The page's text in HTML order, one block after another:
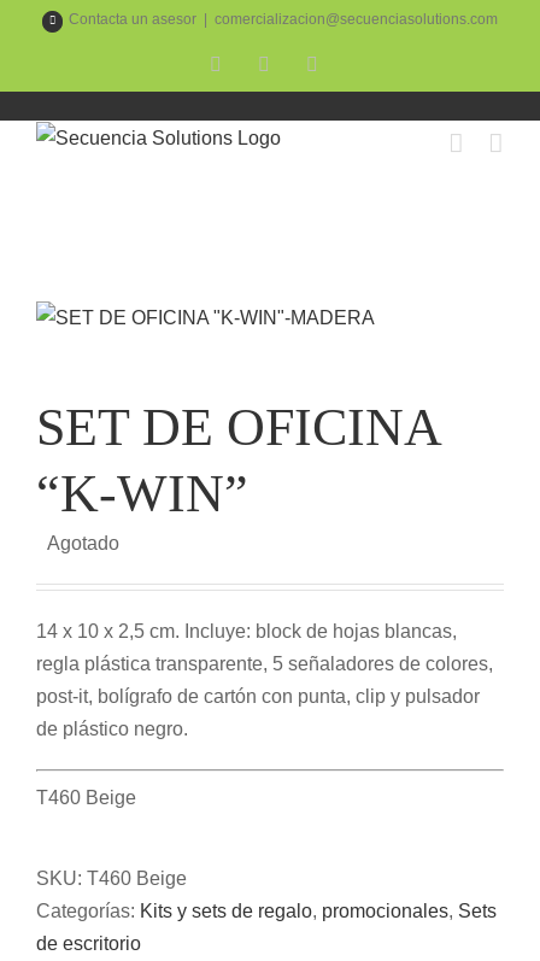
Contacta un asesor comercializacion@secuenciasolutions.com
FacebookYouTube
SET DE OFICINA
“K-WIN”
Agotado
14 x 10 x 2,5 cm. Incluye: block de hojas blancas,
regla plástica transparente, 5 señaladores de colores,
post-it, bolígrafo de cartón con punta, clip y pulsador
de plástico negro.
T460 Beige
SKU: T460 Beige
Categorías: Kits y sets de regalo, promocionales, Sets
de escritorio